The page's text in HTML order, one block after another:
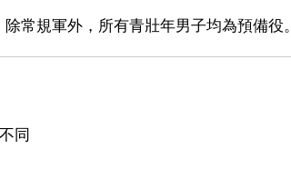
常規軍外，所有青壯年男子均為預備役。
同